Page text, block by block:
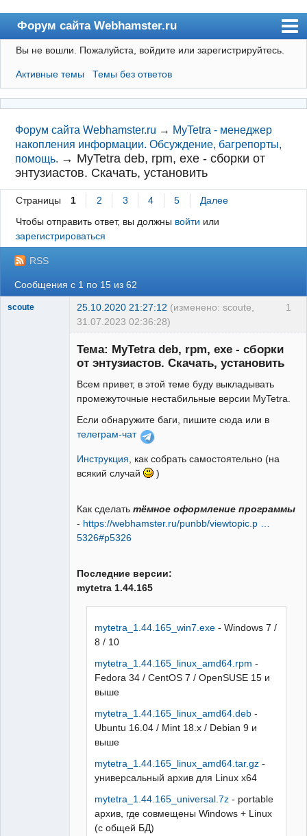
Форум сайта Webhamster.ru
Форум
Пользователи
Поиск
Регистрация
Вход
Webhamster.ru
Вы не вошли. Пожалуйста, войдите или зарегистрируйтесь.
Активные темы Темы без ответов
Форум сайта Webhamster.ru → MyTetra - менеджер
накопления информации. Обсуждение, багрепорты,
помощь. → MyTetra deb, rpm, exe - сборки от
энтузиастов. Скачать, установить
Страницы 1 2 3 4 5
Далее
Чтобы отправить ответ, вы должны войти или
зарегистрироваться
RSS
Сообщения с 1 по 15 из 62
1
scoute 25.10.2020 21:27:12 (изменено: scoute,
31.07.2023 02:36:28)
Тема: MyTetra deb, rpm, exe - сборки
от энтузиастов. Скачать, установить
Всем привет, в этой теме буду выкладывать
промежуточные нестабильные версии MyTetra.
Если обнаружите баги, пишите сюда или в
телеграм-чат
Инструкция, как собрать самостоятельно (на
всякий случай
)
Как сделать тёмное оформление программы
- https://webhamster.ru/punbb/viewtopic.p …
5326#p5326
Последние версии:
mytetra 1.44.165
mytetra_1.44.165_win7.exe - Windows 7 /
8 / 10
mytetra_1.44.165_linux_amd64.rpm -
Fedora 34 / CentOS 7 / OpenSUSE 15 и
выше
mytetra_1.44.165_linux_amd64.deb -
Ubuntu 16.04 / Mint 18.x / Debian 9 и
выше
mytetra_1.44.165_linux_amd64.tar.gz -
универсальный архив для Linux x64
mytetra_1.44.165_universal.7z - portable
архив, где совмещены Windows + Linux
(с общей БД)